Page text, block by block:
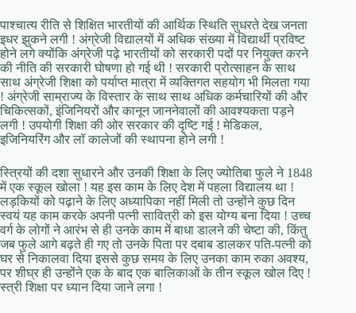
पाश्चात्य रीति से शिक्षित भारतीयों की आर्थिक स्थिति सुधरते देख जनता
इधर झुकने लगी ! अंग्रेजी विद्यालयों में अधिक संख्या में विद्यार्थी प्रविष्ट
होने लगे क्योंकि अंग्रेजी पढ़े भारतीयों को सरकारी पदों पर नियुक्त करने
की नीति की सरकारी घोषणा हो गई थी ! सरकारी प्रोत्साहन के साथ
साथ अंग्रेजी शिक्षा को पर्याप्त मात्रा में व्यक्तिगत सहयोग भी मिलता गया
! अंग्रेजी साम्राज्य के विस्तार के साथ साथ अधिक कर्मचारियों की और
चिकित्सकों, इंजिनियरों और कानून जाननेवालों की आवश्यकता पड़ने
लगी ! उपयोगी शिक्षा की ओर सरकार की दृष्टि गई ! मेडिकल,
इजिनियरिंग और लॉ कालेजों की स्थापना होने लगी !
स्त्रियों की दशा सुधारने और उनकी शिक्षा के लिए ज्योतिबा फुले ने 1848
में एक स्कूल खोला ! यह इस काम के लिए देश में पहला विद्यालय था !
लड़कियों को पढ़ाने के लिए अध्यापिका नहीं मिली तो उन्होंने कुछ दिन
स्वयं यह काम करके अपनी पत्नी सावित्री को इस योग्य बना दिया ! उच्च
वर्ग के लोगों ने आरंभ से ही उनके काम में बाधा डालने की चेष्टा की, किंतु
जब फुले आगे बढ़ते ही गए तो उनके पिता पर दबाब डालकर पति-पत्नी को
घर से निकालवा दिया इससे कुछ समय के लिए उनका काम रुका अवश्य,
पर शीघ्र ही उन्होंने एक के बाद एक बालिकाओं के तीन स्कूल खोल दिए !
स्त्री शिक्षा पर ध्यान दिया जाने लगा !